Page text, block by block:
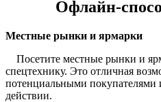
Офлайн-
Местные рынки и ярмарки
Посетите местные рынки и
спецтехнику. Это отличная
потенциальными покупателями
действии.